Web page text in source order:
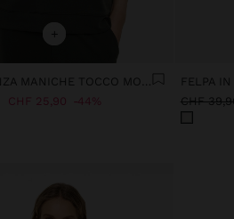
+
CHF 25,90 44%
FELPA
CHF